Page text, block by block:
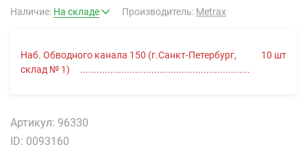
Наличие: На складе Производитель: Metrax
Наб. Обводного канала 150 (г.Санкт-Петербург,
склад № 1)
10 шт
Артикул: 96330
ID: 0093160